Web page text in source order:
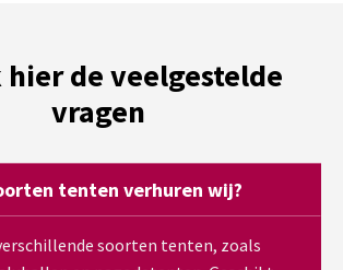
de veelgestelde
vragen
tenten verhuren wij?
soorten tenten, zoals